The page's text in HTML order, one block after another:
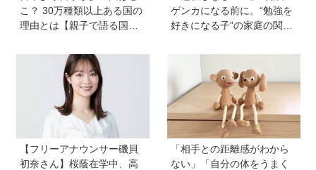
こ？ 30万種類以上ある国の
理由とは【親子で語る国際
ゲンカになる前に。“勉強を
好きになる子”の家庭の関わ
永島瑠美先生に訊く》
【フリーアナウンサー磯貝
初奈さん】桜蔭在学中、高
「相手との距離感がわから
ない」「自分の体をうまく